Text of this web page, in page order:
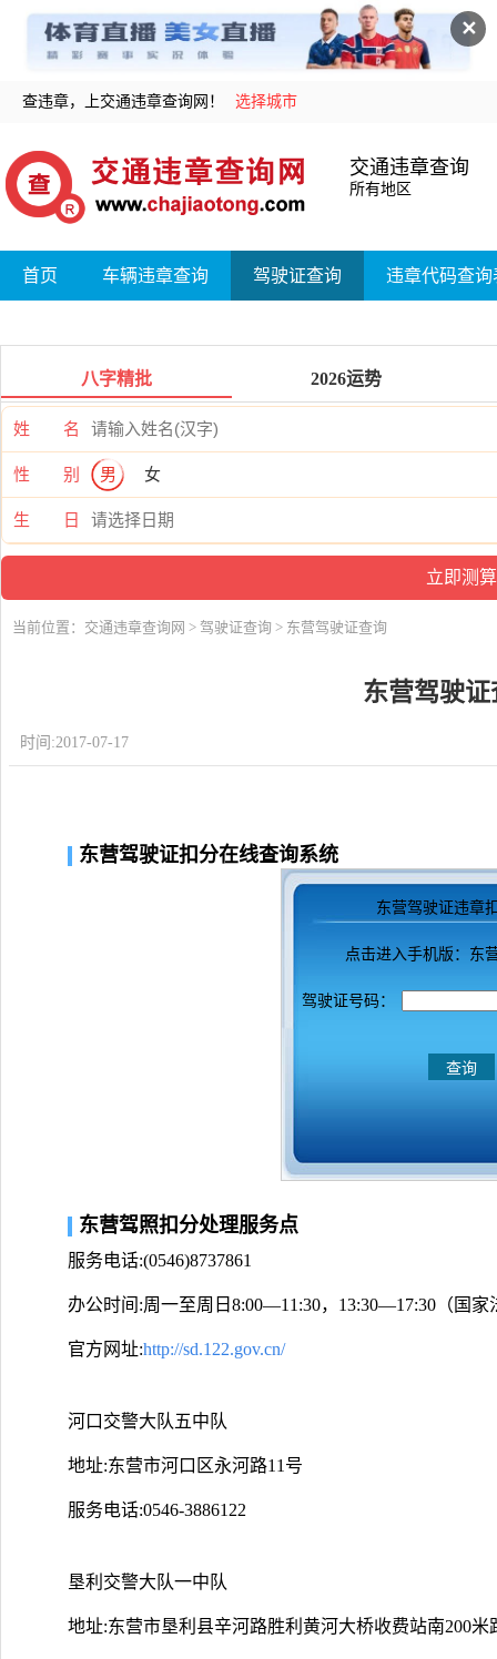
✕
查违章，上交通违章查询网！ 选择城市
交通违章查询
所有地区
首页 车辆违章查询 驾驶证查询 违章代码查询
八字精批 2026运势
姓 名
性 别 男 女
生 日
当前位置： 交通违章查询网 > 驾驶证查询 > 东营驾驶证查询
东营驾驶证
时间:2017-07-17
东营驾驶证扣分在线查询系统
东营驾驶证违章
点击进入手机版：东
驾驶证号码：
东营驾照扣分处理服务点
服务电话:(0546)8737861
办公时间:周一至周日8:00—11:30，13:30—17:30（国家
官方网址:http://sd.122.gov.cn/
河口交警大队五中队
地址:东营市河口区永河路11号
服务电话:0546-3886122
垦利交警大队一中队
地址:东营市垦利县辛河路胜利黄河大桥收费站南200米